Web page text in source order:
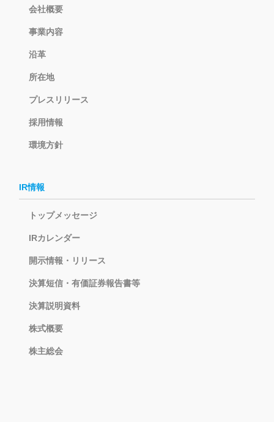
会社概要
事業内容
沿革
所在地
プレスリリース
採用情報
環境方針
IR情報
トップメッセージ
IRカレンダー
開示情報・リリース
決算短信・有価証券報告書等
決算説明資料
株式概要
株主総会